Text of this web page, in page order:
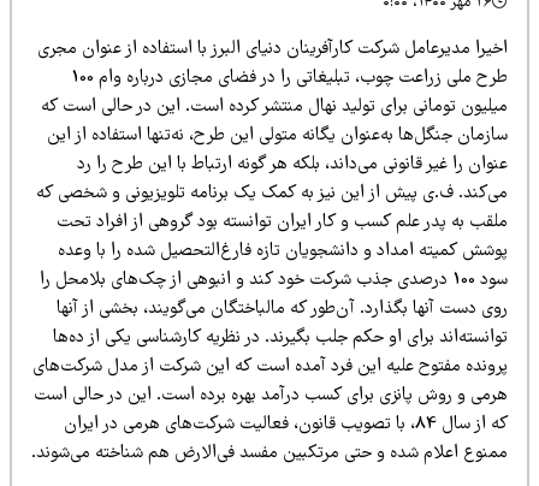
مدیرعامل شرکت کارآفرینان دنیای البرز با استفاده از عنوان مجری
طرح ملی زراعت چوب، تبلیغاتی را در فضای مجازی درباره وام 100
تومانی برای تولید نهال منتشر کرده است. این در حالی است که
جنگل‌ها به‌عنوان یگانه متولی این طرح، نه‌تنها استفاده از این
را غیر قانونی می‌داند، بلکه هر گونه ارتباط با این طرح را رد
ف.ی پیش از این نیز به کمک یک برنامه تلویزیونی و شخصی که
به پدر علم کسب و کار ایران توانسته بود گروهی از افراد تحت
کمیته امداد و دانشجویان تازه فارغ‌التحصیل شده را با وعده
سود 100 درصدی جذب شرکت خود کند و انبوهی از چک‌های بلامحل را
دست آنها بگذارد. آن‌طور که مالباختگان می‌گویند، بخشی از آنها
برای او حکم جلب بگیرند. در نظریه کارشناسی یکی از ده‌ها
مفتوح علیه این فرد آمده است که این شرکت از مدل شرکت‌های
و روش پانزی برای کسب درآمد بهره برده است. این در حالی است
که از سال 84، با تصویب قانون، فعالیت شرکت‌های هرمی در ایران
اعلام شده و حتی مرتکبین مفسد فی‌الارض هم شناخته می‌شوند.